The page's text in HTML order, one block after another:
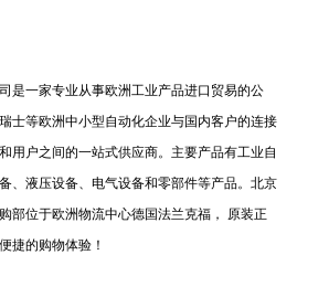
是一家专业从事欧洲工业产品进口贸易的公
士等欧洲中小型自动化企业与国内客户的连接
用户之间的一站式供应商。主要产品有工业自
、液压设备、电气设备和零部件等产品。北京
部位于欧洲物流中心德国法兰克福， 原装正
捷的购物体验！